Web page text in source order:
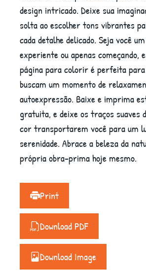
design intricado. Deixe sua
solta ao escolher tons vibrantes
cada detalhe delicado. Seja você
experiente ou apenas começando,
página para colorir é perfeita
buscam um momento de
autoexpressão. Baixe e imprima
gratuita, e deixe os traços suaves
cor transportarem você para um
serenidade. Abrace a beleza da
própria obra-prima hoje mesmo.
Print
Download PDF
Download Image